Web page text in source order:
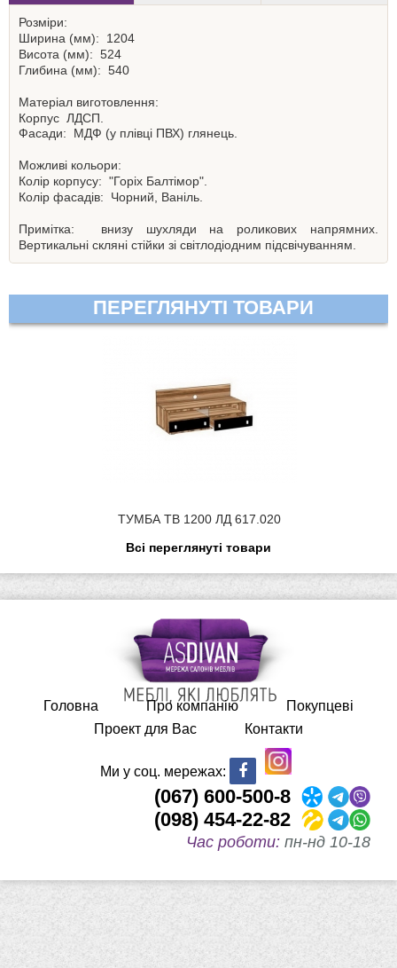
Розміри:
Ширина (мм): 1204
Висота (мм): 524
Глибина (мм): 540
Матеріал виготовлення:
Корпус ЛДСП.
Фасади: МДФ (у плівці ПВХ) глянець.
Можливі кольори:
Колір корпусу: "Горіх Балтімор".
Колір фасадів:
Чорний, Ваніль.
Примітка:
внизу шухляди на роликових напрямних.
Вертикальні скляні стійки зі світлодіодним підсвічуванням.
ПЕРЕГЛЯНУТІ ТОВАРИ
ТУМБА ТВ 1200 ЛД 617.020
Всі переглянуті товари
Головна Про компанію
Покупцеві
Проект для Вас
Контакти
Ми у соц. мережах:
(067) 600-500-8
(098) 454-22-82
Час роботи: пн-нд 10-18